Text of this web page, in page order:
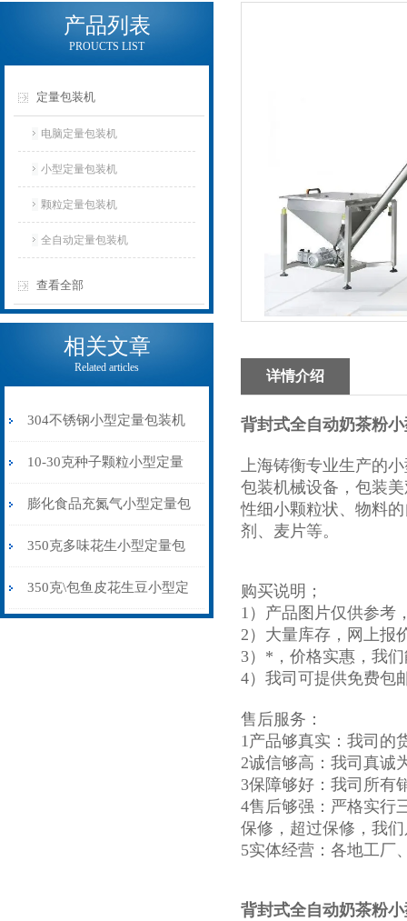
产品列表
PROUCTS LIST
定量包装机
电脑定量包装机
小型定量包装机
颗粒定量包装机
全自动定量包装机
查看全部
相关文章
Related articles
304不锈钢小型定量包装机
食品杂粮中药粉打包机
10-30克种子颗粒小型定量
包装机称重制袋封口
膨化食品充氮气小型定量包
装机厂家价格
350克多味花生小型定量包
装机背封品牌
350克\包鱼皮花生豆小型定
详情介绍
背封式全自动奶茶粉
上海铸衡专业生产的
包装机械设备，包装
性细小颗粒状、物料
剂、麦片等。
购买说明；
1）产品图片仅供参考
2）大量库存，网上报
3）*，价格实惠，我
4）我司可提供免费包
售后服务：
1产品够真实：我司的
2诚信够高：我司真诚
3保障够好：我司所有
4售后够强：严格实行
保修，超过保修，我
5实体经营：各地工厂
背封式全自动奶茶粉